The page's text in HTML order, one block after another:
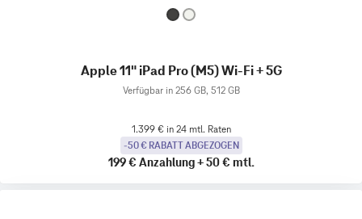
Apple 11" iPad Pro (M5) Wi-Fi + 5G
Verfügbar in 256 GB, 512 GB
1.399 € in 24 mtl. Raten
-50 € RABATT ABGEZOGEN
199 € Anzahlung+50 € mtl.